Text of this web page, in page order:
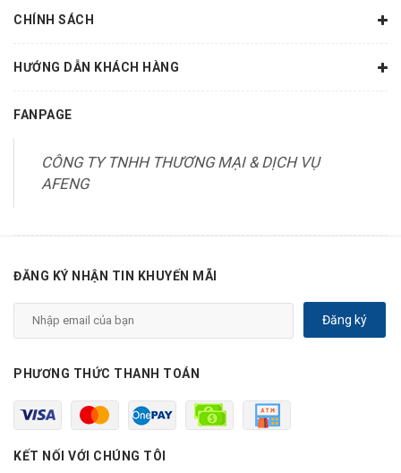
CHÍNH SÁCH
HƯỚNG DẪN KHÁCH HÀNG
FANPAGE
CÔNG TY TNHH THƯƠNG MẠI & DỊCH VỤ
AFENG
ĐĂNG KÝ NHẬN TIN KHUYẾN MÃI
Đăng ký
PHƯƠNG THỨC THANH TOÁN
KẾT NỐI VỚI CHÚNG TÔI